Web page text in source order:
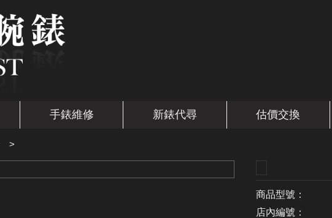
手錶維修 新錶代尋 估價交換
>
商品型號：
店內編號：